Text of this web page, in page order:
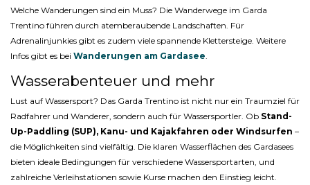
Welche Wanderungen sind ein Muss? Die Wanderwege im Garda
Trentino führen durch atemberaubende Landschaften. Für
Adrenalinjunkies gibt es zudem viele spannende Klettersteige. Weitere
Infos gibt es bei Wanderungen am Gardasee.
Wasserabenteuer und mehr
Lust auf Wassersport? Das Garda Trentino ist nicht nur ein Traumziel für
Radfahrer und Wanderer, sondern auch für Wassersportler. Ob Stand-
Up-Paddling (SUP), Kanu- und Kajakfahren oder Windsurfen –
die Möglichkeiten sind vielfältig. Die klaren Wasserflächen des Gardasees
bieten ideale Bedingungen für verschiedene Wassersportarten, und
zahlreiche Verleihstationen sowie Kurse machen den Einstieg leicht.